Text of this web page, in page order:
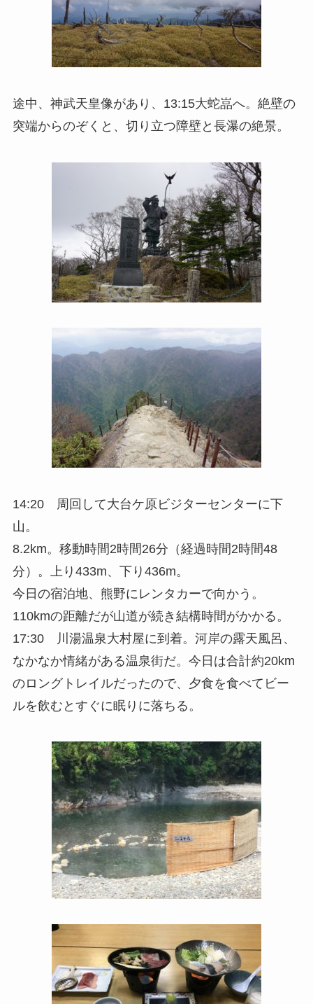
途中、神武天皇像があり、13:15大蛇嵓へ。絶壁の
突端からのぞくと、切り立つ障壁と長瀑の絶景。
14:20 周回して大台ケ原ビジターセンターに下
山。
8.2km。移動時間2時間26分（経過時間2時間48
分）。上り433m、下り436m。
今日の宿泊地、熊野にレンタカーで向かう。
110kmの距離だが山道が続き結構時間がかかる。
17:30 川湯温泉大村屋に到着。河岸の露天風呂、
なかなか情緒がある温泉街だ。今日は合計約20km
のロングトレイルだったので、夕食を食べてビー
ルを飲むとすぐに眠りに落ちる。